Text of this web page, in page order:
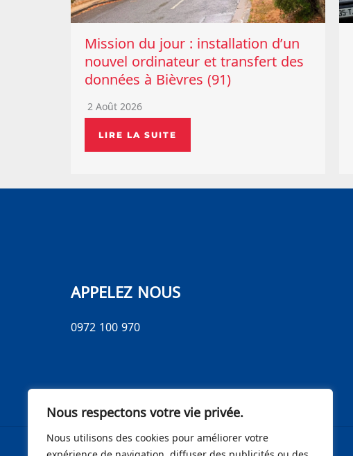
Nous respectons votre vie privée.
Nous utilisons des cookies pour améliorer votre
expérience de navigation, diffuser des publicités ou des
Mission du jour : installation d’un
nouvel ordinateur et transfert des
données à Bièvres (91)
2 Août 2026
LIRE LA SUITE
APPELEZ NOUS
0972 100 970